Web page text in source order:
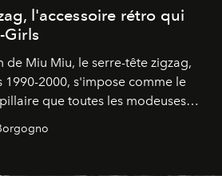
l'accessoire rétro qui
Girls
de Miu Miu, le serre-tête zigzag,
1990-2000, s'impose comme le
que toutes les modeuses